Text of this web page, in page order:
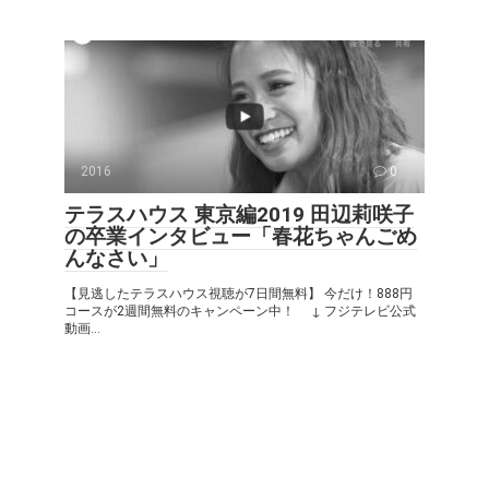
2016 0
テラスハウス 東京編2019 田辺莉咲子
の卒業インタビュー「春花ちゃんごめ
んなさい」
【見逃したテラスハウス視聴が7日間無料】 今だけ！888円
コースが2週間無料のキャンペーン中！ ↓ フジテレビ公式
動画...